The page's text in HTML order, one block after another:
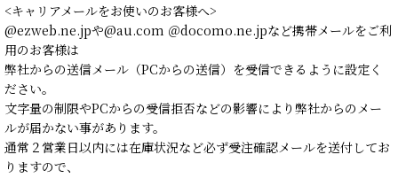
<キャリアメールをお使いのお客様へ>
@ezweb.ne.jpや@au.com ＠docomo.ne.jpなど携帯メールをご利
用のお客様は
弊社からの送信メール（PCからの送信）を受信できるように設定く
ださい。
文字量の制限やPCからの受信拒否などの影響により弊社からのメー
ルが届かない事があります。
通常２営業日以内には在庫状況など必ず受注確認メールを送付してお
りますので、